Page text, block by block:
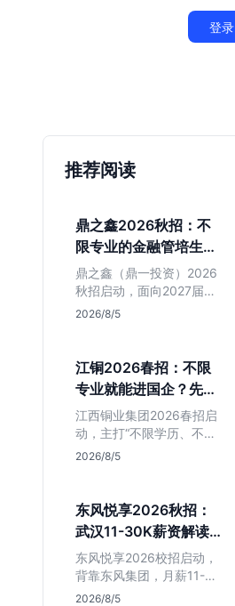
登录
推荐阅读
鼎之鑫2026秋招：不
限专业的金融管培生值
得投吗？
鼎之鑫（鼎一投资）2026
秋招启动，面向2027届推
出不限专业管培生。本文
槛，帮你判断是否值得投
递。
2026/8/5
江铜2026春招：不限
专业就能进国企？先看
清这几点再投
江西铜业集团2026春招启
动，主打“不限学历、不限
专业”。本文拆解其背后的
应届生判断是否值得作为
国企兜底选项。
2026/8/5
东风悦享2026秋招：
武汉11-30K薪资解读
与避坑指南
东风悦享2026校招启动，
背靠东风集团，月薪11-
30K在武汉极具竞争力。
2026/8/5